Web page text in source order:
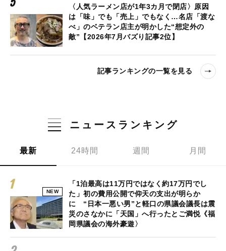
〈人気ラーメン店が1年3カ月で閉店〉原因
は「味」でも「売上」でもなく…名店「渡な
べ」のベテラン店主が明かした“想定外の
敵”【2026年7月バズり記事2位】
記事ランキングの一覧を見る
ニュースランキング
最新 24時間 週間 月間
NEW
「1泊最高は11万円ではなく約17万円でし
た」初の費用公開で仰天の支出が明らか
に “日本一悪い男”と軽口の県議会議長は震
災のさなかに「天国」へ行ったとご満悦《福
岡県議会の海外豪遊〉